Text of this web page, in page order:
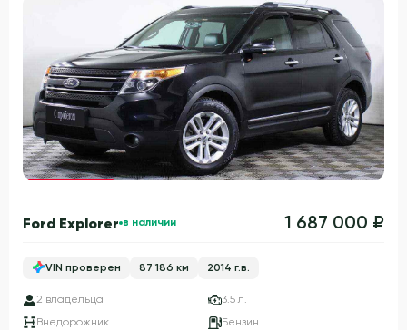
Гарантия 3 года
Ford Explorer в наличии 1 687 000 ₽
VIN проверен 87 186 км 2014 г.в.
2 владельца
3.5 л.
Внедорожник
Бензин